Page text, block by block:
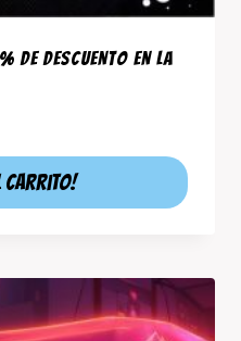
de descuento en la
carrito!